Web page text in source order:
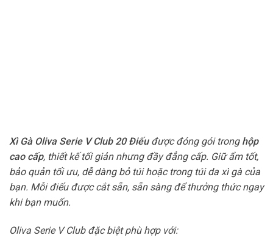
Xì Gà Oliva Serie V Club 20 Điếu được đóng gói trong hộp
cao cấp, thiết kế tối giản nhưng đầy đẳng cấp. Giữ ẩm tốt,
bảo quản tối ưu, dễ dàng bỏ túi hoặc trong túi da xì gà của
bạn. Mỗi điếu được cắt sẵn, sẵn sàng để thưởng thức ngay
khi bạn muốn.
Oliva Serie V Club đặc biệt phù hợp với: